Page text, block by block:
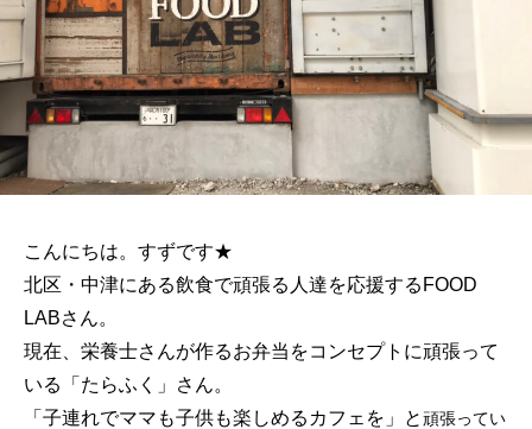
こんにちは。すずです★
北区・中津にある飲食で頑張る人達を応援するFOOD
LABさん。
現在、栄養士さんが作るお弁当をコンセプトに頑張って
いる「たらふく」さん。
「子連れでママも子供も楽しめるカフェを」と頑張ってい